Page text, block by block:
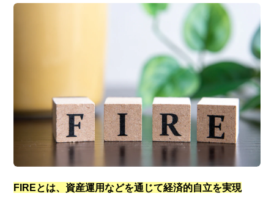
FIREとは、資産運用などを通じて経済的自立を実現